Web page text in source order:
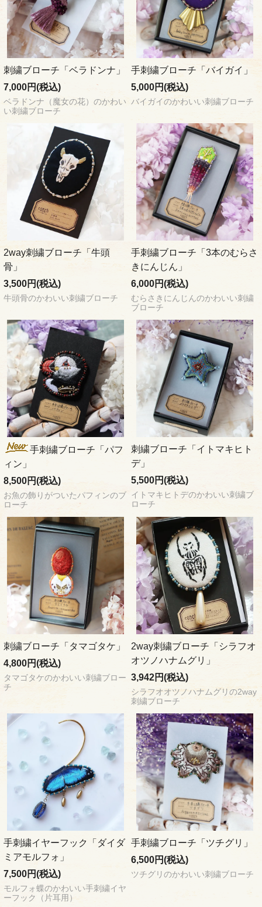
刺繍ブローチ「ベラドンナ」
7,000円(税込)
ベラドンナ（魔女の花）のかわい
い刺繍ブローチ
手刺繍ブローチ「バイガイ」
5,000円(税込)
バイガイのかわいい刺繍ブローチ
2way刺繍ブローチ「牛頭
骨」
3,500円(税込)
牛頭骨のかわいい刺繍ブローチ
手刺繍ブローチ「3本のむらさ
きにんじん」
6,000円(税込)
むらさきにんじんのかわいい刺繍
ブローチ
手刺繍ブローチ「パフ
ィン」
8,500円(税込)
お魚の飾りがついたパフィンのブ
ローチ
刺繍ブローチ「イトマキヒト
デ」
5,500円(税込)
イトマキヒトデのかわいい刺繍ブ
ローチ
刺繍ブローチ「タマゴタケ」
4,800円(税込)
タマゴタケのかわいい刺繍ブロー
チ
2way刺繍ブローチ「シラフオ
オツノハナムグリ」
3,942円(税込)
シラフオオツノハナムグリの2way
刺繍ブローチ
手刺繍イヤーフック「ダイダ
ミアモルフォ」
7,500円(税込)
モルフォ蝶のかわいい手刺繍イヤ
ーフック（片耳用）
手刺繍ブローチ「ツチグリ」
6,500円(税込)
ツチグリのかわいい刺繍ブローチ